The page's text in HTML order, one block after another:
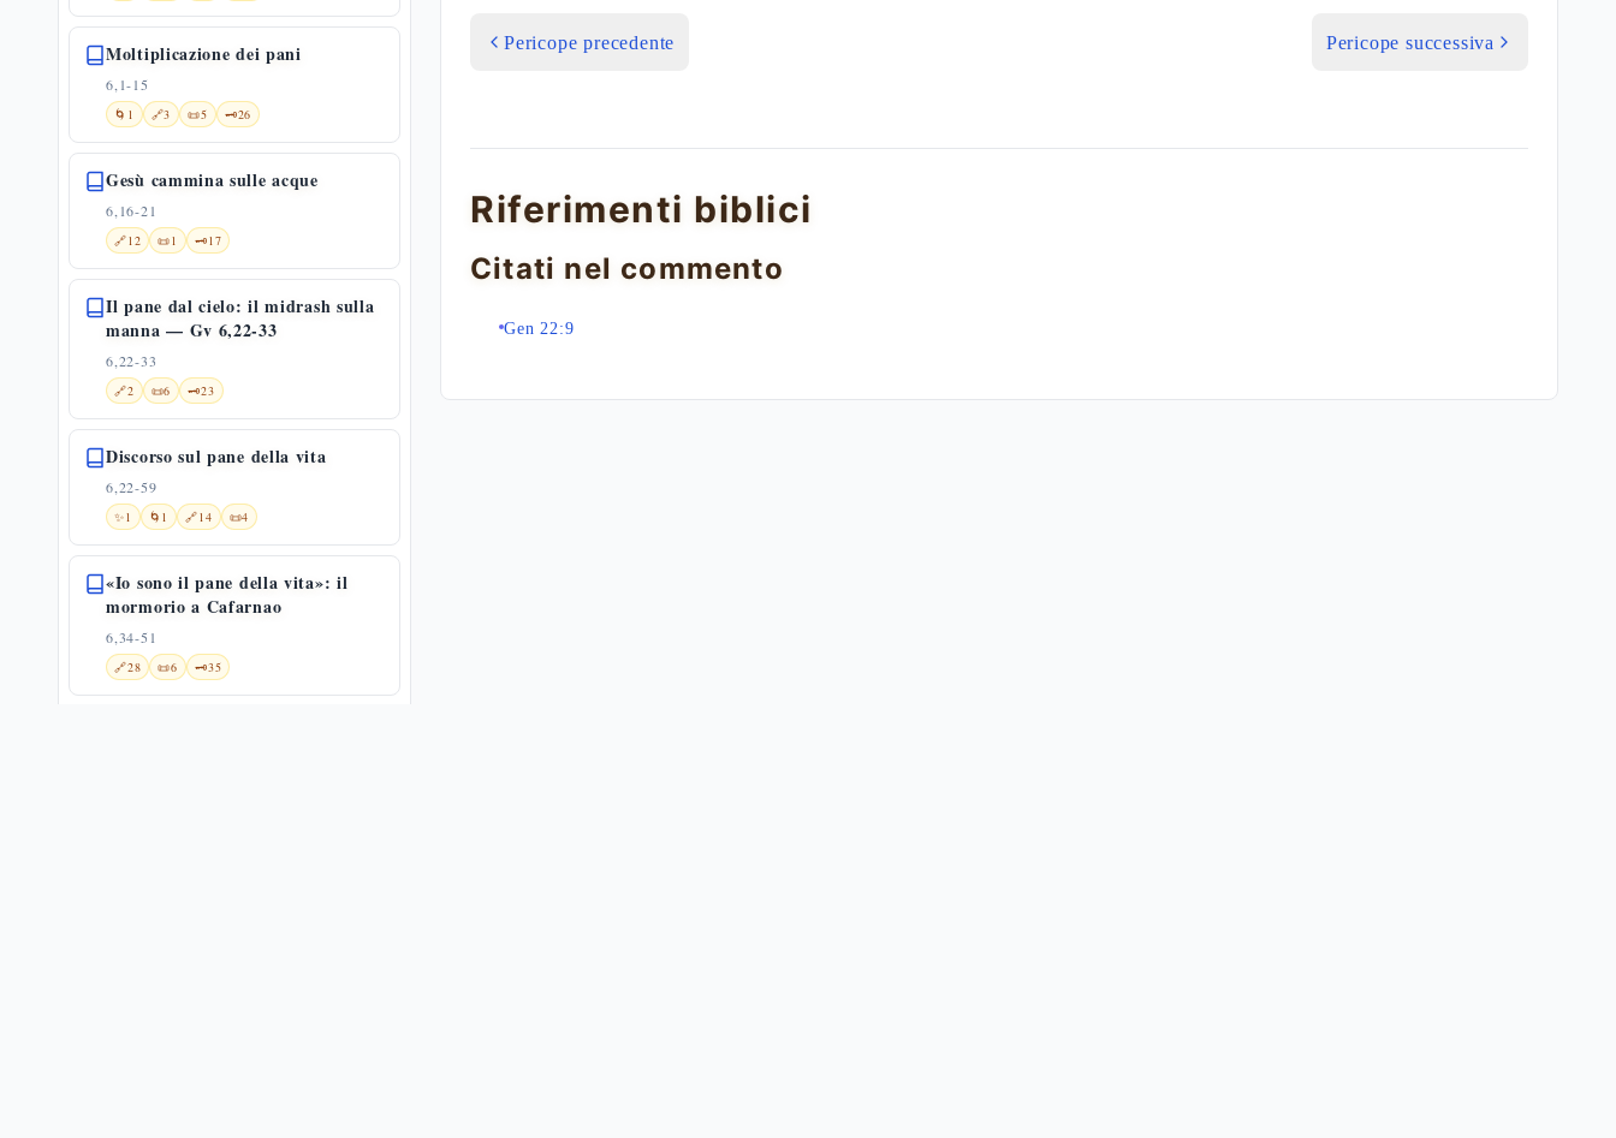
Moltiplicazione dei pani
6,1-15
🌀 1 🔗3 📜5 🗝️26
Gesù cammina sulle acque
6,16-21
🔗12 📜1 🗝️17
Il pane dal cielo: il midrash sulla
manna — Gv 6,22-33
6,22-33
🔗2 📜6 🗝️23
Discorso sul pane della vita
6,22-59
✨1 🌀 1 🔗14 📜4
«Io sono il pane della vita»: il
mormorio a Cafarnao
6,34-51
🔗28 📜6 🗝️35
Pericope precedente Pericope successiva
Riferimenti biblici
Citati nel commento
Gen 22:9